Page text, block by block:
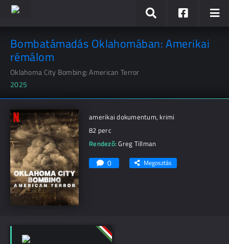
Bombatámadás Oklahomában: Amerikai
rémálom
Oklahoma City Bombing: American Terror
2025
amerikai dokumentum, krimi
82 perc
Rendező:Greg Tillman
0 Megosztás